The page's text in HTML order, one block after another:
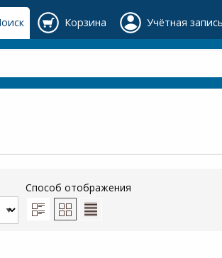
Корзина Учётная запись
Способ отображения